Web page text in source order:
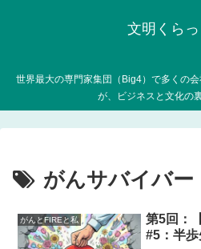
文明くら
世界最大の専門家集団（Big4）で多くの
が、ビジネスと文化の
がんサバイバー
がんとFIREと私
第5回：
#5：半